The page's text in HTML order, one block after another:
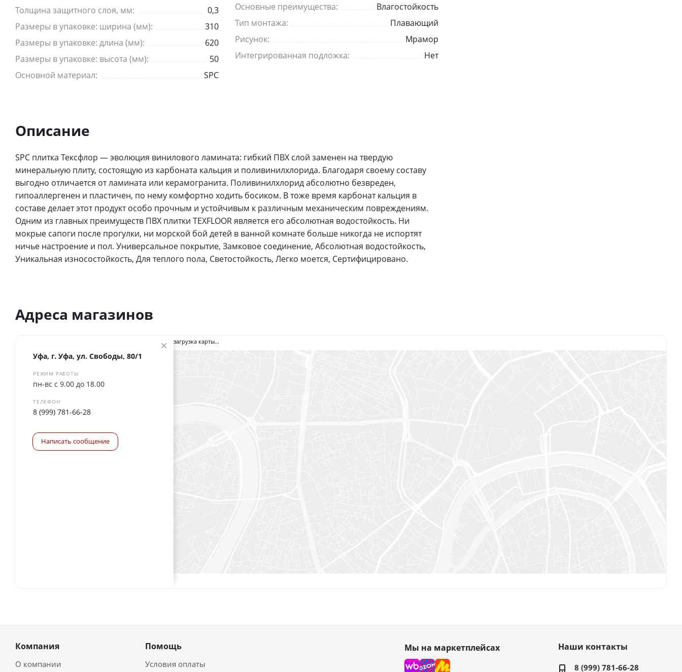
Толщина защитного слоя, мм:
0,3
Размеры в упаковке: ширина (мм):
310
Размеры в упаковке: длина (мм):
620
Размеры в упаковке: высота (мм):
50
Основной материал:
SPC
Основные преимущества:
Влагостойкость
Тип монтажа:
Плавающий
Рисунок:
Мрамор
Интегрированная подложка:
Нет
Описание
SPC плитка Тексфлор — эволюция винилового ламината: гибкий ПВХ слой заменен на твердую
минеральную плиту, состоящую из карбоната кальция и поливинилхлорида. Благодаря своему составу
выгодно отличается от ламината или керамогранита. Поливинилхлорид абсолютно безвреден,
гипоаллергенен и пластичен, по нему комфортно ходить босиком. В тоже время карбонат кальция в
составе делает этот продукт особо прочным и устойчивым к различным механическим повреждениям.
Одним из главных преимуществ ПВХ плитки TEXFLOOR является его абсолютная водостойкость. Ни
мокрые сапоги после прогулки, ни морской бой детей в ванной комнате больше никогда не испортят
ничье настроение и пол. Универсальное покрытие, Замковое соединение, Абсолютная водостойкость,
Уникальная износостойкость, Для теплого пола, Светостойкость, Легко моется, Сертифицировано.
Адреса магазинов
Уфа, г. Уфа, ул. Свободы, 80/1
РЕЖИМ РАБОТЫ
пн-вс с 9.00 до 18.00
ТЕЛЕФОН
8 (999) 781-66-28
Написать сообщение
загрузка карты...
Компания
О компании
Помощь
Условия оплаты
Мы на маркетплейсах Наши контакты
8 (999) 781-66-28